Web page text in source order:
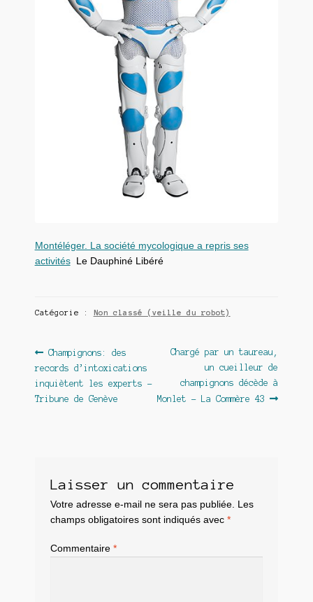
Montéléger. La société mycologique a repris ses
activitésLe Dauphiné Libéré
Catégorie : Non classé (veille du robot)
Navigation
de
l’article
Article
précédent :
Champignons: des
records d’intoxications
inquiètent les experts –
Tribune de Genève
Article
suivant :
Chargé par un taureau,
un cueilleur de
champignons décède à
Monlet – La Commère 43
Laisser un commentaire
Votre adresse e-mail ne sera pas publiée. Les
champs obligatoires sont indiqués avec *
Commentaire *